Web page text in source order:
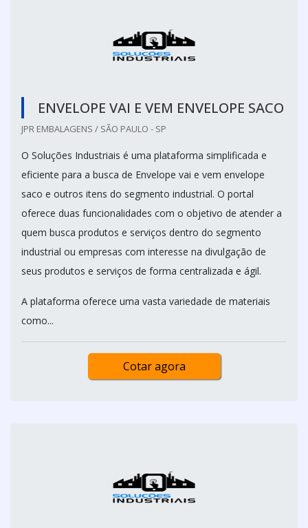
ENVELOPE VAI E VEM ENVELOPE SACO
JPR EMBALAGENS / SÃO PAULO - SP
O Soluções Industriais é uma plataforma simplificada e
eficiente para a busca de Envelope vai e vem envelope
saco e outros itens do segmento industrial. O portal
oferece duas funcionalidades com o objetivo de atender a
quem busca produtos e serviços dentro do segmento
industrial ou empresas com interesse na divulgação de
seus produtos e serviços de forma centralizada e ágil.
A plataforma oferece uma vasta variedade de materiais
como...
Cotar agora